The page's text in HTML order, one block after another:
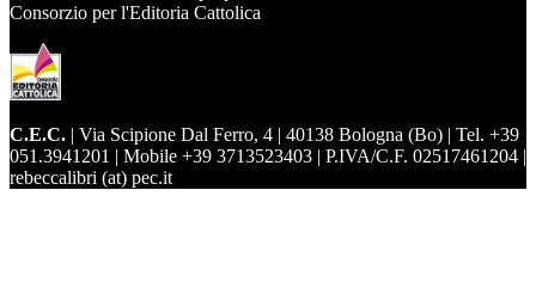
Consorzio per l'Editoria Cattolica
C.E.C. | Via Scipione Dal Ferro, 4 | 40138 Bologna (Bo) | Tel. +39
051.3941201 | Mobile +39 3713523403 | P.IVA/C.F. 02517461204 |
rebeccalibri (at) pec.it